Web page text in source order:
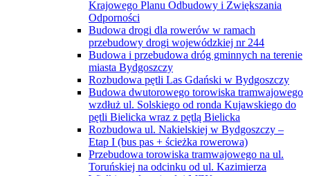
Krajowego Planu Odbudowy i Zwiększania
Odporności
Budowa drogi dla rowerów w ramach
przebudowy drogi wojewódzkiej nr 244
Budowa i przebudowa dróg gminnych na terenie
miasta Bydgoszczy
Rozbudowa pętli Las Gdański w Bydgoszczy
Budowa dwutorowego torowiska tramwajowego
wzdłuż ul. Solskiego od ronda Kujawskiego do
pętli Bielicka wraz z pętlą Bielicka
Rozbudowa ul. Nakielskiej w Bydgoszczy –
Etap I (bus pas + ścieżka rowerowa)
Przebudowa torowiska tramwajowego na ul.
Toruńskiej na odcinku od ul. Kazimierza